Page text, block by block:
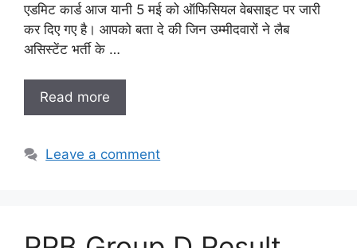
एडमिट कार्ड आज यानी 5 मई को ऑफिसियल वेबसाइट पर जारी
कर दिए गए है। आपको बता दे की जिन उम्मीदवारों ने लैब
असिस्टेंट भर्ती के …
Read more
Leave a comment